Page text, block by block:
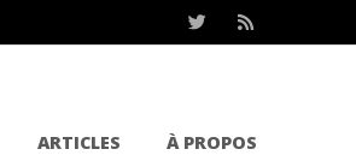
ARTICLES À PROPOS